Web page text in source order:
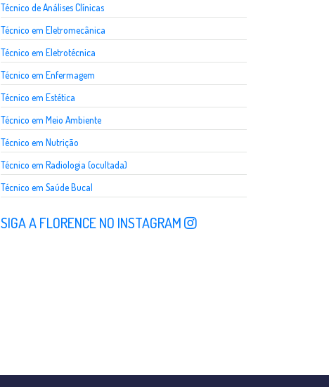
Técnico de Análises Clínicas
Técnico em Eletromecânica
Técnico em Eletrotécnica
Técnico em Enfermagem
Técnico em Estética
Técnico em Meio Ambiente
Técnico em Nutrição
Técnico em Radiologia (ocultada)
Técnico em Saúde Bucal
SIGA A FLORENCE NO INSTAGRAM